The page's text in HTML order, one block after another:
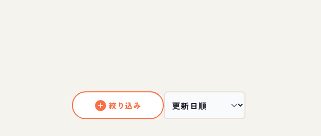
絞り込み